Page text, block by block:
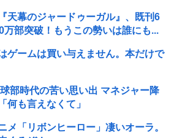
天幕のジャードゥーガル』、既刊6
万部突破！もうこの勢いは誰にも...
ゲームは買い与えません。本だけで
部時代の苦い思い出 マネジャー降
も言えなくて」
メ「リボンヒーロー」凄いオーラ。